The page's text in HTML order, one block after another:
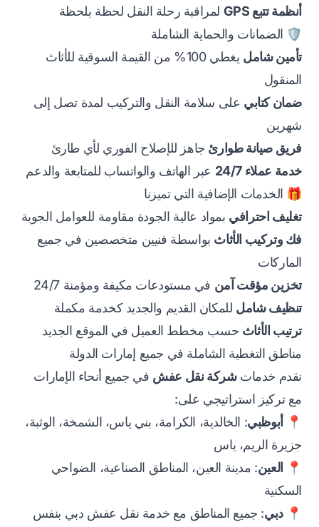
أنظمة تتبع GPS
لمراقبة رحلة النقل لحظة بلحظة
🛡️ الضمانات والحماية الشاملة
تأمين شامل
يغطي 100% من القيمة السوقية للأثاث
المنقول
ضمان كتابي على سلامة النقل والتركيب لمدة تصل إلى
شهرين
فريق صيانة طوارئ جاهز للإصلاح الفوري لأي طارئ
خدمة عملاء 24/7
عبر الهاتف والواتساب للمتابعة والدعم
🎁 الخدمات الإضافية التي تميزنا
تغليف احترافي بمواد عالية الجودة مقاومة للعوامل الجوية
فك وتركيب الأثاث بواسطة فنيين متخصصين في جميع
الماركات
تخزين مؤقت آمن في مستودعات مكيفة ومؤمنة 24/7
تنظيف شامل للمكان القديم والجديد كخدمة مكملة
ترتيب الأثاث حسب مخطط العميل في الموقع الجديد
مناطق التغطية الشاملة في جميع إمارات الدولة
نقدم خدماتشركة نقل عفش في جميع أنحاء الإمارات
مع تركيز استراتيجي على:
📍أبوظبي: الخالدية، الكرامة، بني ياس، الشمخة، الوثبة،
جزيرة الريم، ياس
📍 العين: مدينة العين، المناطق الصناعية، الضواحي
السكنية
📍دبي: جميع المناطق مع خدمة نقل عفش دبي بنفس